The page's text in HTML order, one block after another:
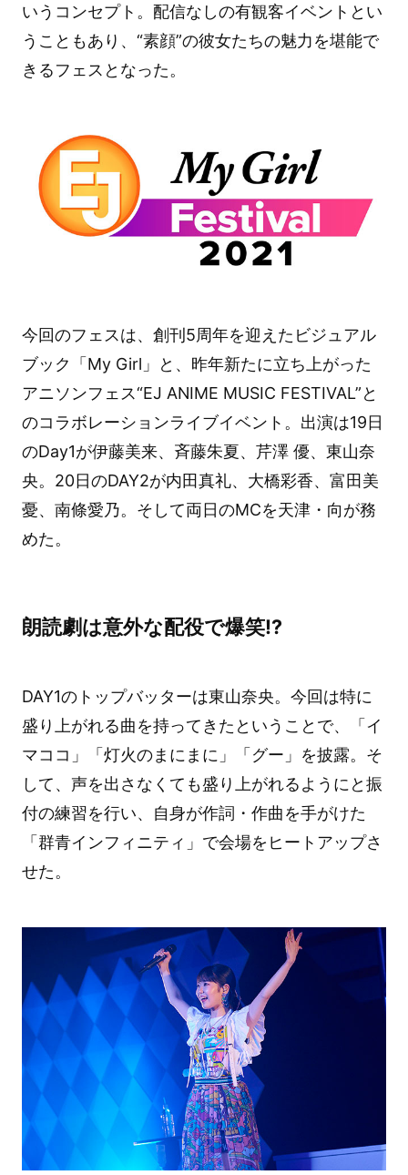
いうコンセプト。配信なしの有観客イベントとい
うこともあり、“素顔”の彼女たちの魅力を堪能で
きるフェスとなった。
今回のフェスは、創刊5周年を迎えたビジュアル
ブック「My Girl」と、昨年新たに立ち上がった
アニソンフェス“EJ ANIME MUSIC FESTIVAL”と
のコラボレーションライブイベント。出演は19日
のDay1が伊藤美来、斉藤朱夏、芹澤 優、東山奈
央。20日のDAY2が内田真礼、大橋彩香、富田美
憂、南條愛乃。そして両日のMCを天津・向が務
めた。
朗読劇は意外な配役で爆笑!?
DAY1のトップバッターは東山奈央。今回は特に
盛り上がれる曲を持ってきたということで、「イ
マココ」「灯火のまにまに」「グー」を披露。そ
して、声を出さなくても盛り上がれるようにと振
付の練習を行い、自身が作詞・作曲を手がけた
「群青インフィニティ」で会場をヒートアップさ
せた。